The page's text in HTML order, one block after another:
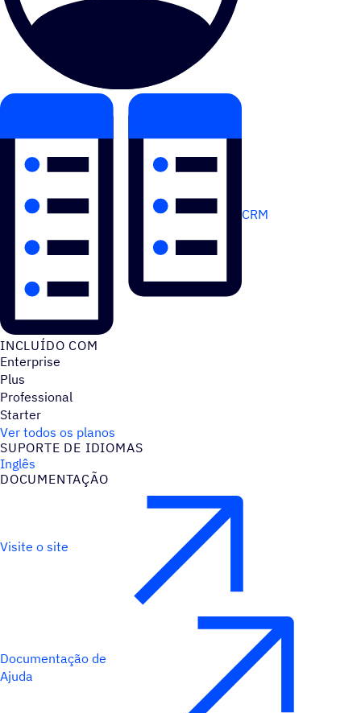
CRM
INCLUÍDO COM
Enterprise
Plus
Professional
Starter
Ver todos os planos
SUPORTE DE IDIOMAS
Inglês
DOCUMENTAÇÃO
Visite o site
Documentação de
Ajuda